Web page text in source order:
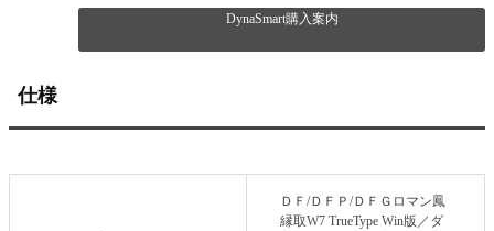
DynaSmart購入案内
仕様
ＤＦ/ＤＦＰ/ＤＦＧロマン鳳
縁取W7 TrueType Win版／ダ